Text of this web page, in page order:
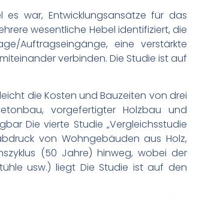
es war, Entwicklungsansätze für das
wesentliche Hebel identifiziert, die
Auftragseingänge, eine verstärkte
verbinden. Die Studie ist auf
die Kosten und Bauzeiten von drei
vorgefertigter Holzbau und
Die vierte Studie „Vergleichsstudie
von Wohngebäuden aus Holz,
(50 Jahre) hinweg, wobei der
usw.) liegt Die Studie ist auf den